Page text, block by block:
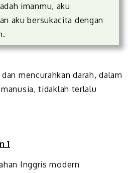
imanmu, aku
aku bersukacita dengan
mencurahkan darah, dalam
tidaklah terlalu
1
Inggris modern